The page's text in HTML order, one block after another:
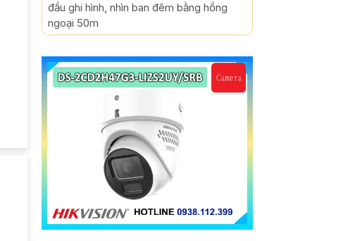
đầu ghi hình, nhìn ban đêm bằng hồng
ngoại 50m